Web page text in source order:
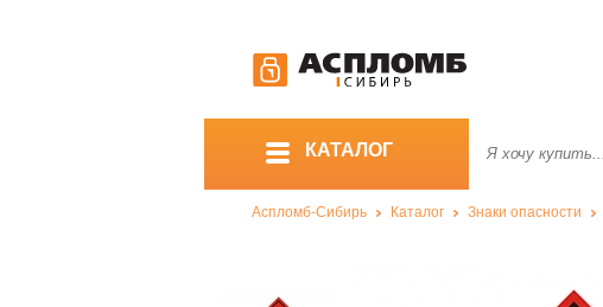
КАТАЛОГ
Аспломб-Сибирь Каталог Знаки опасности